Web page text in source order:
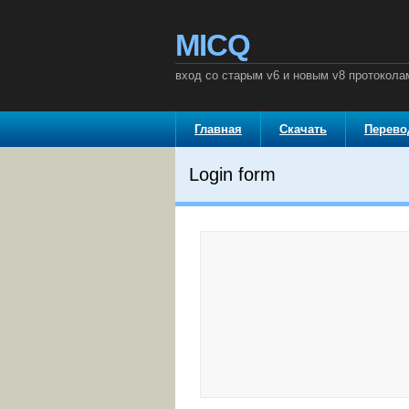
MICQ
вход со старым v6 и новым v8
Главная Скачать
Login form